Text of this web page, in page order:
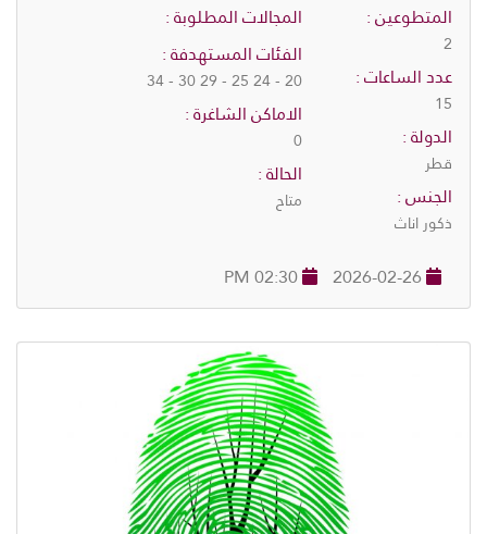
المتطوعين :
2
عدد الساعات :
15
الدولة :
قطر
الجنس :
ذكور اناث
المجالات المطلوبة :
الفئات المستهدفة :
20 - 24 25 - 29 30 - 34
الاماكن الشاغرة :
0
الحالة :
متاح